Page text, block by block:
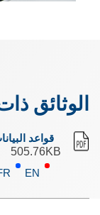
الوثائق
قواعد
505.76KB
EN